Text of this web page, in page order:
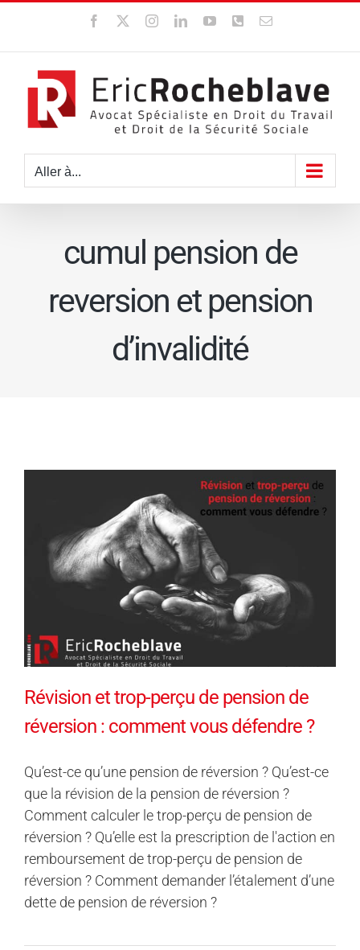
contenu
Facebook InstagramLinkedInYouTubeWhatsApp
Email
Aller à...
cumul pension de
reversion et pension
d’invalidité
Révision et trop-perçu de pension de
réversion : comment vous défendre ?
Qu’est-ce qu’une pension de réversion ? Qu’est-ce
que la révision de la pension de réversion ?
Comment calculer le trop-perçu de pension de
réversion ? Qu’elle est la prescription de l'action en
remboursement de trop-perçu de pension de
réversion ? Comment demander l’étalement d’une
dette de pension de réversion ?